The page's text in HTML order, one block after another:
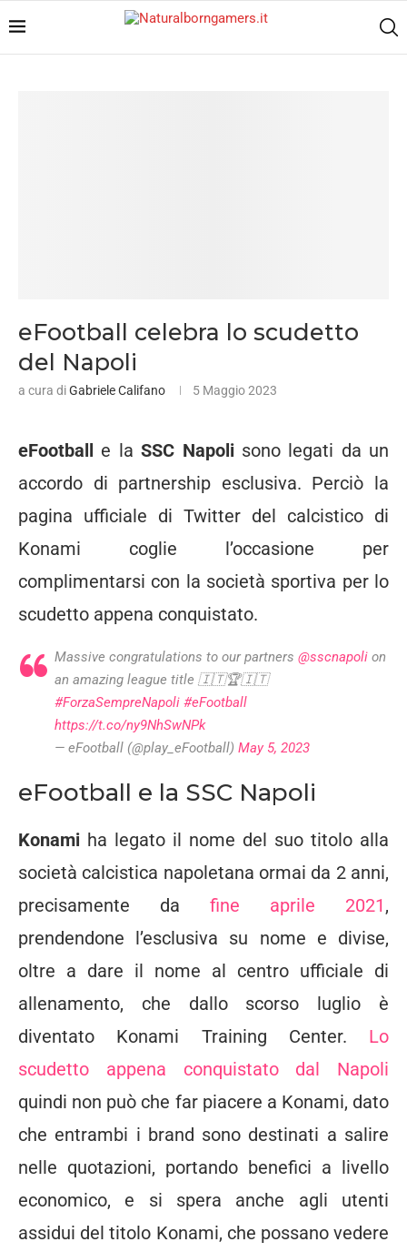
eFootball celebra lo scudetto
del Napoli
a cura diGabriele Califano 5 Maggio 2023
eFootball e laSSC Napolisono legati da un
accordo di partnership esclusiva. Perciò la
pagina ufficiale di Twitter del calcistico di
Konami coglie l’occasione per
complimentarsi con la società sportiva per lo
scudetto appena conquistato.
Massive congratulations to our partners @sscnapoli on
an amazing league title 🇮🇹🏆🇮🇹
#ForzaSempreNapoli #eFootball
https://t.co/ny9NhSwNPk
— eFootball (@play_eFootball) May 5, 2023
eFootball e la SSC Napoli
Konami ha legato il nome del suo titolo alla
società calcistica napoletana ormai da 2 anni,
precisamente da fine aprile 2021,
prendendone l’esclusiva su nome e divise,
oltre a dare il nome al centro ufficiale di
allenamento, che dallo scorso luglio è
diventato Konami Training Center. Lo
scudetto appena conquistato dal Napoli
quindi non può che far piacere a Konami, dato
che entrambi i brand sono destinati a salire
nelle quotazioni, portando benefici a livello
economico, e si spera anche agli utenti
assidui del titolo Konami, che possano vedere